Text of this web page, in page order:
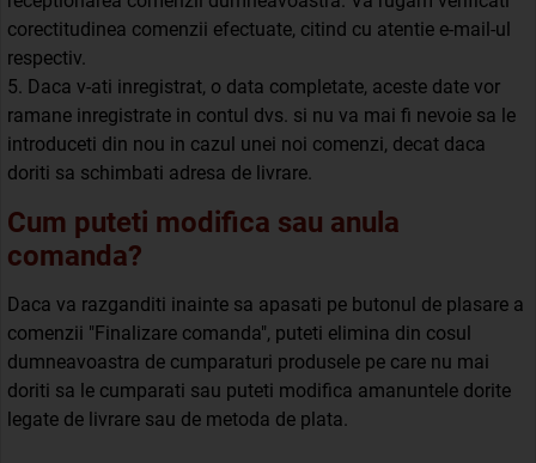
corectitudinea comenzii efectuate, citind cu atentie e-mail-ul
respectiv.
5. Daca v-ati inregistrat, o data completate, aceste date vor
ramane inregistrate in contul dvs. si nu va mai fi nevoie sa le
introduceti din nou in cazul unei noi comenzi, decat daca
doriti sa schimbati adresa de livrare.
Cum puteti modifica sau anula
comanda?
Daca va razganditi inainte sa apasati pe butonul de plasare a
comenzii "Finalizare comanda", puteti elimina din cosul
dumneavoastra de cumparaturi produsele pe care nu mai
doriti sa le cumparati sau puteti modifica amanuntele dorite
legate de livrare sau de metoda de plata.